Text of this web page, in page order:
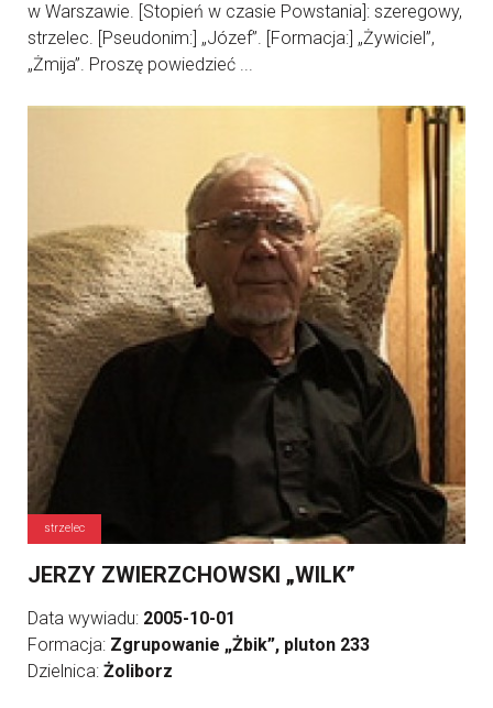
w Warszawie. [Stopień w czasie Powstania]: szeregowy,
strzelec. [Pseudonim:] „Józef”. [Formacja:] „Żywiciel”,
„Żmija”. Proszę powiedzieć ...
strzelec
JERZY ZWIERZCHOWSKI „WILK”
Data wywiadu: 2005-10-01
Formacja: Zgrupowanie „Żbik”, pluton 233
Dzielnica: Żoliborz